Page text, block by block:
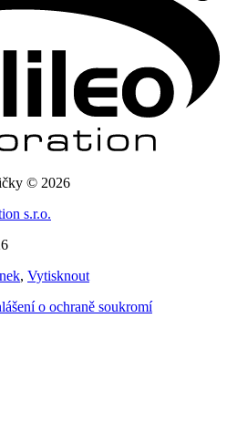
© 2026
s.r.o.
, Vytisknout
o ochraně soukromí